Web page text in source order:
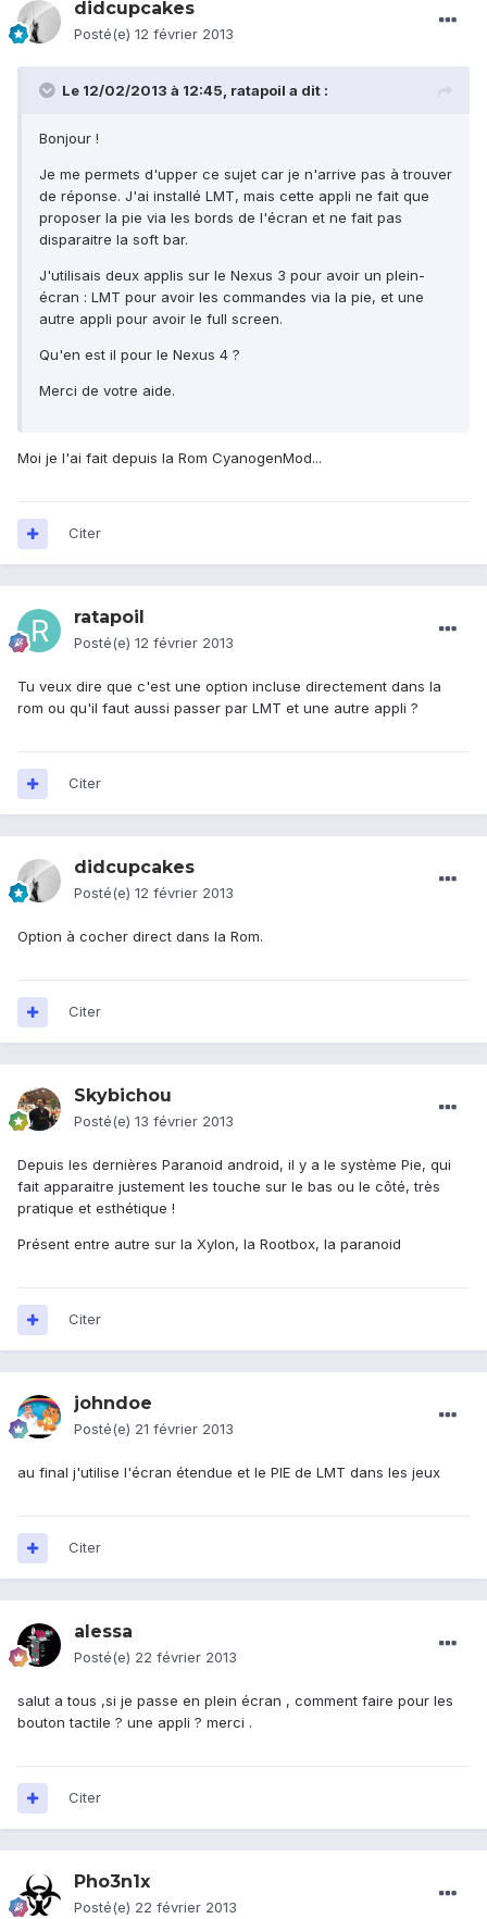
didcupcakes
Posté(e) 12 février 2013
Le 12/02/2013 à 12:45, ratapoil a dit :
Bonjour !
Je me permets d'upper ce sujet car je n'arrive pas à trouver
de réponse. J'ai installé LMT, mais cette appli ne fait que
proposer la pie via les bords de l'écran et ne fait pas
disparaitre la soft bar.
J'utilisais deux applis sur le Nexus 3 pour avoir un plein-
écran : LMT pour avoir les commandes via la pie, et une
autre appli pour avoir le full screen.
Qu'en est il pour le Nexus 4 ?
Merci de votre aide.
Moi je l'ai fait depuis la Rom CyanogenMod...
Citer
ratapoil
Posté(e) 12 février 2013
Tu veux dire que c'est une option incluse directement dans la
rom ou qu'il faut aussi passer par LMT et une autre appli ?
Citer
didcupcakes
Posté(e) 12 février 2013
Option à cocher direct dans la Rom.
Citer
Skybichou
Posté(e) 13 février 2013
Depuis les dernières Paranoid android, il y a le système Pie, qui
fait apparaitre justement les touche sur le bas ou le côté, très
pratique et esthétique !
Présent entre autre sur la Xylon, la Rootbox, la paranoid
Citer
johndoe
Posté(e) 21 février 2013
au final j'utilise l'écran étendue et le PIE de LMT dans les jeux
Citer
alessa
Posté(e) 22 février 2013
salut a tous ,si je passe en plein écran , comment faire pour les
bouton tactile ? une appli ? merci .
Citer
Pho3n1x
Posté(e) 22 février 2013